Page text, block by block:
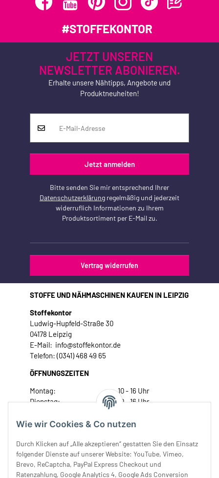
Wie wir Cookies & Co nutzen
Durch Klicken auf „Alle akzeptieren“ gestatten Sie den Einsatz
folgender Dienste auf unserer Website: YouTube, Vimeo,
Brevo, ReCaptcha, PayPal Express Checkout und
Ratenzahlung, Google Analytics 4, Google Ads Conversion
#STOFFEKONTOR
JETZT UNSEREN
NEWSLETTER ABONIEREN.
Erhalte unsere Nähtipps, Angebote und
Produktneuheiten!
Jetzt anmelden
Bitte senden Sie mir entsprechend Ihrer
Datenschutzerklärung regelmäßig und jederzeit
widerruflich Informationen zu Ihrem
Produktsortiment per E-Mail zu.
Vertrag widerrufen
STOFFE UND NÄHMASCHINEN KAUFEN IN LEIPZIG
Stoffekontor
Ludwig-Hupfeld-Straße 30
04178 Leipzig
E-Mail: info@stoffekontor.de
Telefon: (0341) 468 49 65
ÖFFNUNGSZEITEN
Montag:
10 - 16 Uhr
Dienstag:
10 - 16 Uhr
Donnerstag:
10 - 18 Uhr
Samstag:
10 - 14 Uhr
Unser Service